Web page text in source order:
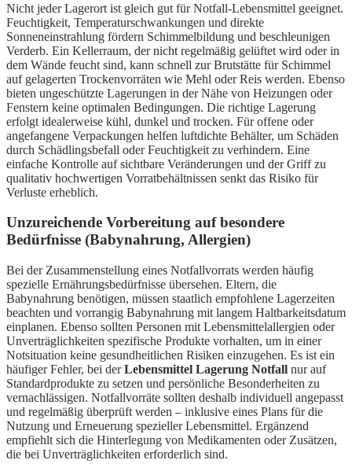
Nicht jeder Lagerort ist gleich gut für Notfall-Lebensmittel geeignet.
Feuchtigkeit, Temperaturschwankungen und direkte
Sonneneinstrahlung fördern Schimmelbildung und beschleunigen
Verderb. Ein Kellerraum, der nicht regelmäßig gelüftet wird oder in
dem Wände feucht sind, kann schnell zur Brutstätte für Schimmel
auf gelagerten Trockenvorräten wie Mehl oder Reis werden. Ebenso
bieten ungeschützte Lagerungen in der Nähe von Heizungen oder
Fenstern keine optimalen Bedingungen. Die richtige Lagerung
erfolgt idealerweise kühl, dunkel und trocken. Für offene oder
angefangene Verpackungen helfen luftdichte Behälter, um Schäden
durch Schädlingsbefall oder Feuchtigkeit zu verhindern. Eine
einfache Kontrolle auf sichtbare Veränderungen und der Griff zu
qualitativ hochwertigen Vorratbehältnissen senkt das Risiko für
Verluste erheblich.
Unzureichende Vorbereitung auf besondere
Bedürfnisse (Babynahrung, Allergien)
Bei der Zusammenstellung eines Notfallvorrats werden häufig
spezielle Ernährungsbedürfnisse übersehen. Eltern, die
Babynahrung benötigen, müssen staatlich empfohlene Lagerzeiten
beachten und vorrangig Babynahrung mit langem Haltbarkeitsdatum
einplanen. Ebenso sollten Personen mit Lebensmittelallergien oder
Unverträglichkeiten spezifische Produkte vorhalten, um in einer
Notsituation keine gesundheitlichen Risiken einzugehen. Es ist ein
häufiger Fehler, bei derLebensmittel Lagerung Notfall nur auf
Standardprodukte zu setzen und persönliche Besonderheiten zu
vernachlässigen. Notfallvorräte sollten deshalb individuell angepasst
und regelmäßig überprüft werden – inklusive eines Plans für die
Nutzung und Erneuerung spezieller Lebensmittel. Ergänzend
empfiehlt sich die Hinterlegung von Medikamenten oder Zusätzen,
die bei Unverträglichkeiten erforderlich sind.